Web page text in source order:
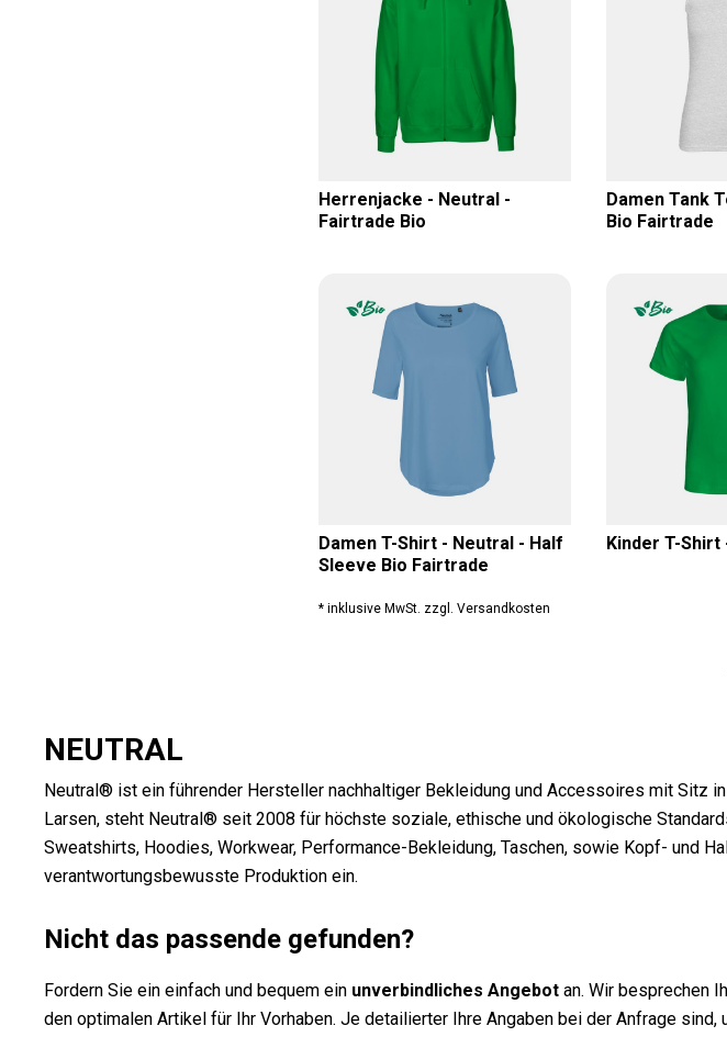
Herrenjacke - Neutral -
Fairtrade Bio
Damen Tank
Bio Fairtrade
Damen T-Shirt - Neutral - Half
Sleeve Bio Fairtrade
Kinder T-
* inklusive MwSt. zzgl. Versandkosten
NEUTRAL
Neutral® ist ein führender Hersteller nachhaltiger Bekleidung und Accessoires mit Sitz
Larsen, steht Neutral® seit 2008 für höchste soziale, ethische und ökologische
Sweatshirts, Hoodies, Workwear, Performance-Bekleidung, Taschen, sowie Kopf- und
verantwortungsbewusste Produktion ein.
Nicht das passende gefunden?
Fordern Sie ein einfach und bequem ein unverbindliches Angebot an. Wir besprechen
den optimalen Artikel für Ihr Vorhaben. Je detailierter Ihre Angaben bei der Anfrage